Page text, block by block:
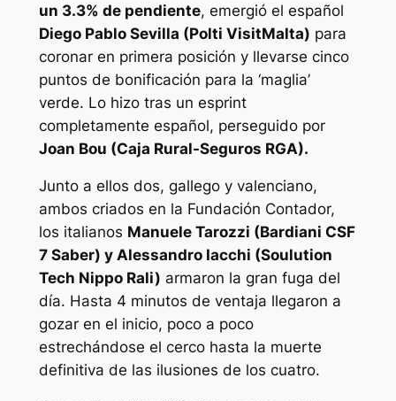
un 3.3% de pendiente, emergió el español
Diego Pablo Sevilla (Polti VisitMalta) para
coronar en primera posición y llevarse cinco
puntos de bonificación para la ‘maglia’
verde. Lo hizo tras un esprint
completamente español, perseguido por
Joan Bou (Caja Rural-Seguros RGA).
Junto a ellos dos, gallego y valenciano,
ambos criados en la Fundación Contador,
los italianos Manuele Tarozzi (Bardiani CSF
7 Saber) y Alessandro Iacchi (Soulution
Tech Nippo Rali) armaron la gran fuga del
día. Hasta 4 minutos de ventaja llegaron a
gozar en el inicio, poco a poco
estrechándose el cerco hasta la muerte
definitiva de las ilusiones de los cuatro.